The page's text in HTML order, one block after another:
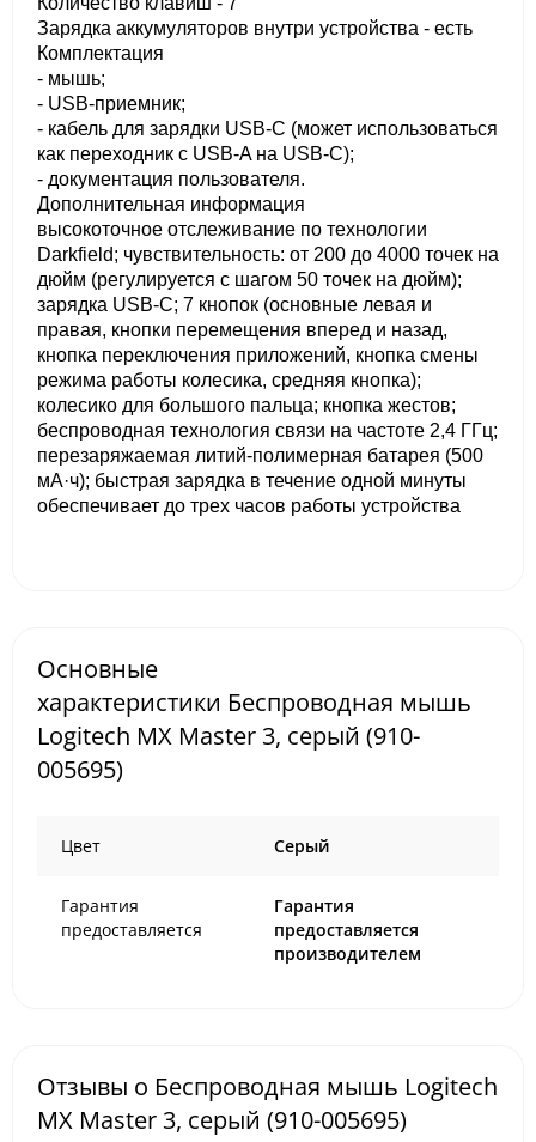
Зарядка аккумуляторов внутри устройства - есть
Комплектация
- мышь;
- USB-приемник;
- кабель для зарядки USB-C (может использоваться
как переходник с USB-A на USB-C);
- документация пользователя.
Дополнительная информация
высокоточное отслеживание по технологии
Darkfield; чувствительность: от 200 до 4000 точек на
дюйм (регулируется с шагом 50 точек на дюйм);
зарядка USB-C; 7 кнопок (основные левая и
правая, кнопки перемещения вперед и назад,
кнопка переключения приложений, кнопка смены
режима работы колесика, средняя кнопка);
колесико для большого пальца; кнопка жестов;
беспроводная технология связи на частоте 2,4 ГГц;
перезаряжаемая литий-полимерная батарея (500
мА·ч); быстрая зарядка в течение одной минуты
обеспечивает до трех часов работы устройства
Основные
характеристики Беспроводная мышь
Logitech MX Master 3, серый (910-
005695)
Цвет Cерый
Гарантия
предоставляется
Гарантия
предоставляется
производителем
Отзывы о Беспроводная мышь Logitech
MX Master 3, серый (910-005695)